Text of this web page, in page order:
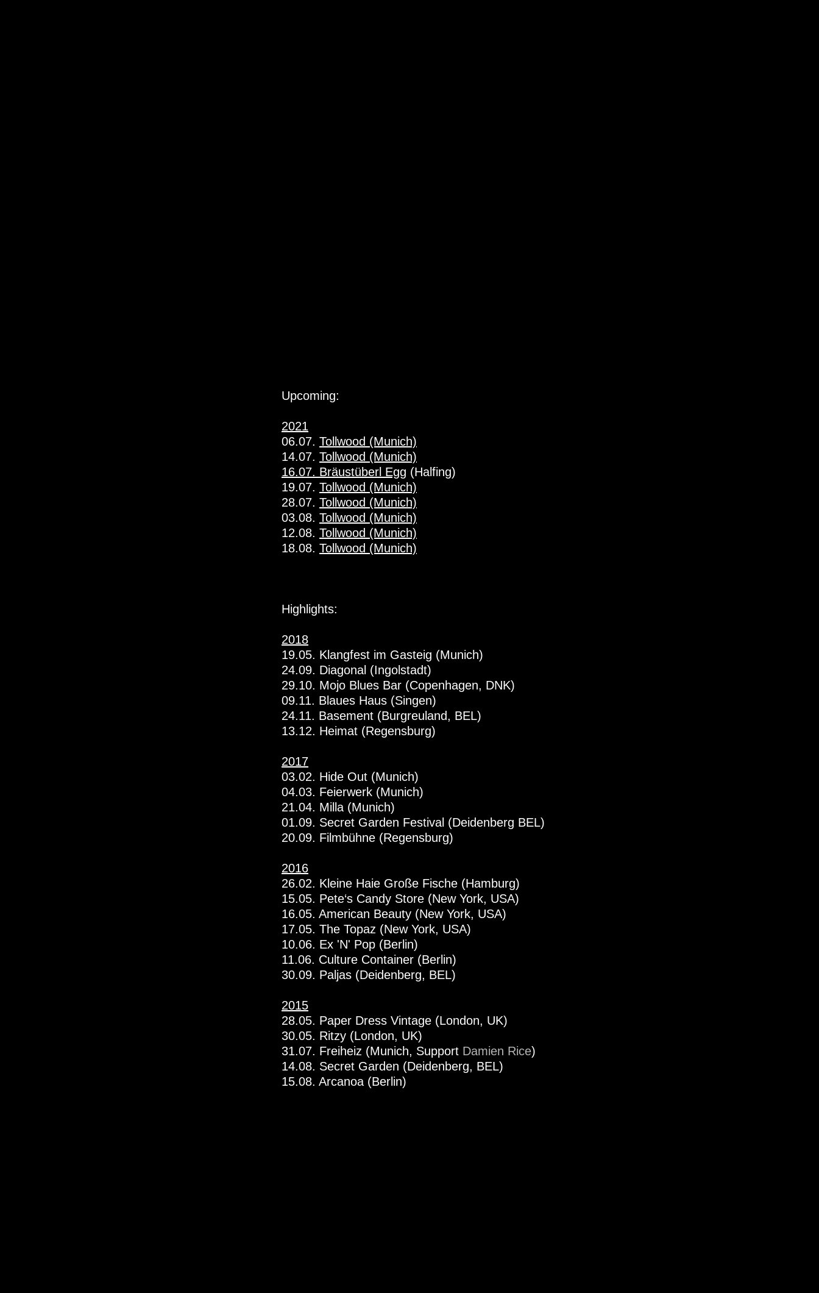
Upcoming:
2021
06.07. Tollwood (Munich)
14.07. Tollwood (Munich)
16.07. Bräustüberl Egg (Halfing)
19.07. Tollwood (Munich)
28.07. Tollwood (Munich)
03.08. Tollwood (Munich)
12.08. Tollwood (Munich)
18.08. Tollwood (Munich)
Highlights:
2018
19.05. Klangfest im Gasteig (Munich)
24.09. Diagonal (Ingolstadt)
29.10. Mojo Blues Bar (Copenhagen, DNK)
09.11. Blaues Haus (Singen)
24.11. Basement (Burgreuland, BEL)
13.12. Heimat (Regensburg)
2017
03.02. Hide Out (Munich)
04.03. Feierwerk (Munich)
21.04. Milla (Munich)
01.09. Secret Garden Festival (Deidenberg BEL)
20.09. Filmbühne (Regensburg)
2016
26.02. Kleine Haie Große Fische (Hamburg)
15.05. Pete‘s Candy Store (New York, USA)
16.05. American Beauty (New York, USA)
17.05. The Topaz (New York, USA)
10.06. Ex 'N' Pop (Berlin)
11.06. Culture Container (Berlin)
30.09. Paljas (Deidenberg, BEL)
2015
28.05. Paper Dress Vintage (London, UK)
30.05. Ritzy (London, UK)
31.07. Freiheiz (Munich, Support Damien Rice)
14.08. Secret Garden (Deidenberg, BEL)
15.08. Arcanoa (Berlin)